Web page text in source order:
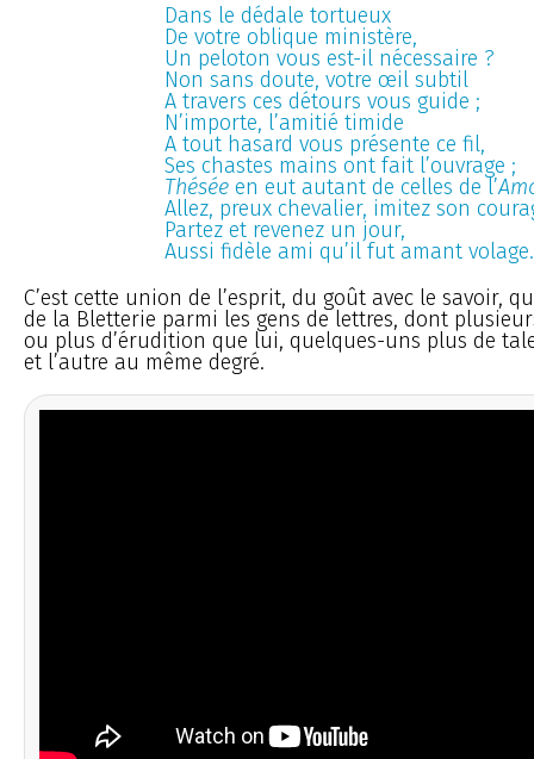
Dans le dédale tortueux
De votre oblique ministère,
Un peloton vous est-il nécessaire ?
Non sans doute, votre œil subtil
A travers ces détours vous guide ;
N’importe, l’amitié timide
A tout hasard vous présente ce fil,
Ses chastes mains ont fait l’ouvrage ;
Théséeen eut autant de celles de l’
Allez, preux chevalier, imitez son
Partez et revenez un jour,
Aussi fidèle ami qu’il fut amant volage.
C’est cette union de l’esprit, du goût avec le savoir,
de la Bletterie parmi les gens de lettres, dont
ou plus d’érudition que lui, quelques-uns plus de
et l’autre au même degré.